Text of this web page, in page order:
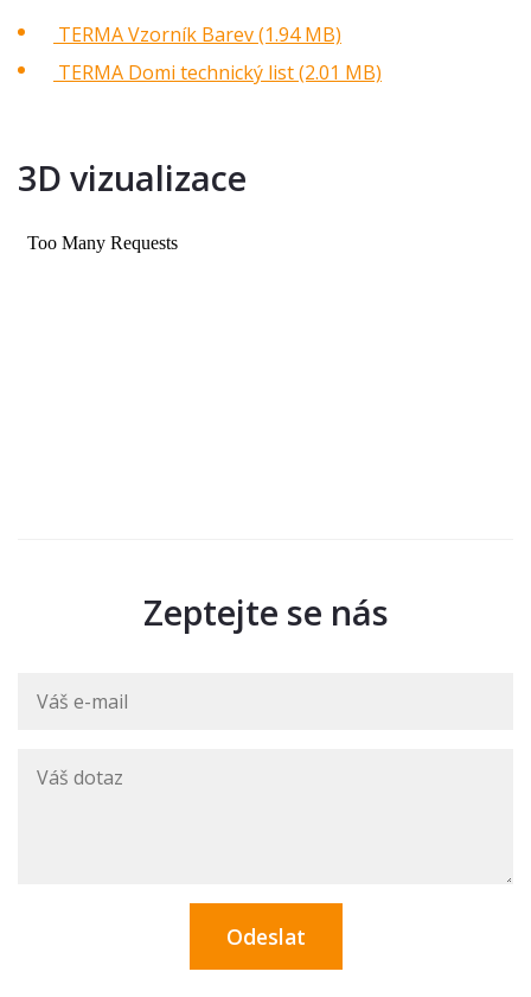
TERMA Vzorník Barev (1.94 MB)
TERMA Domi technický list (2.01 MB)
3D vizualizace
Zeptejte se nás